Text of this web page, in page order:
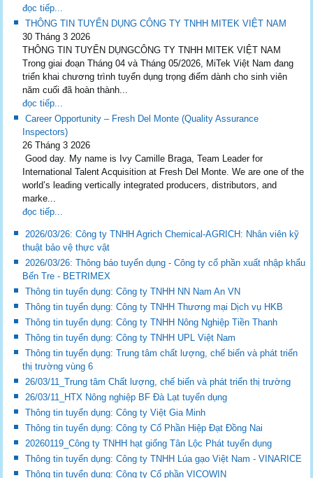
đọc tiếp...
THÔNG TIN TUYỂN DỤNG CÔNG TY TNHH MITEK VIỆT NAM
30 Tháng 3 2026
THÔNG TIN TUYỂN DỤNGCÔNG TY TNHH MITEK VIỆT NAM
Trong giai đoạn Tháng 04 và Tháng 05/2026, MiTek Việt Nam đang
triển khai chương trình tuyển dụng trọng điểm dành cho sinh viên
năm cuối đã hoàn thành...
đọc tiếp...
Career Opportunity – Fresh Del Monte (Quality Assurance
Inspectors)
26 Tháng 3 2026
Good day. My name is Ivy Camille Braga, Team Leader for
International Talent Acquisition at Fresh Del Monte. We are one of the
world’s leading vertically integrated producers, distributors, and
marke...
đọc tiếp...
2026/03/26: Công ty TNHH Agrich Chemical-AGRICH: Nhân viên kỹ
thuật bảo vệ thực vật
2026/03/26: Thông báo tuyển dụng - Công ty cổ phần xuất nhập khẩu
Bến Tre - BETRIMEX
Thông tin tuyển dụng: Công ty TNHH NN Nam An VN
Thông tin tuyển dụng: Công ty TNHH Thương mại Dịch vụ HKB
Thông tin tuyển dụng: Công ty TNHH Nông Nghiệp Tiền Thanh
Thông tin tuyển dụng: Công ty TNHH UPL Việt Nam
Thông tin tuyển dụng: Trung tâm chất lượng, chế biến và phát triển
thị trường vùng 6
26/03/11_Trung tâm Chất lượng, chế biến và phát triển thị trường
26/03/11_HTX Nông nghiệp BF Đà Lạt tuyển dụng
Thông tin tuyển dụng: Công ty Việt Gia Minh
Thông tin tuyển dụng: Công ty Cổ Phần Hiệp Đạt Đồng Nai
20260119_Công ty TNHH hạt giống Tân Lộc Phát tuyển dụng
Thông tin tuyển dụng: Công ty TNHH Lúa gạo Việt Nam - VINARICE
Thông tin tuyển dụng: Công ty Cổ phần VICOWIN